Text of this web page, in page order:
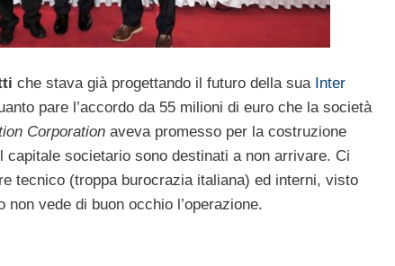
che stava già progettando il futuro della sua Inter
pare l’accordo da 55 milioni di euro che la società
Corporation aveva promesso per la costruzione
capitale societario sono destinati a non arrivare. Ci
tecnico (troppa burocrazia italiana) ed interni, visto
vede di buon occhio l’operazione.